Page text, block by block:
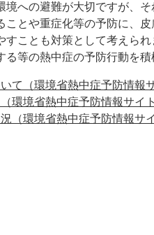
への避難が大切ですが、
とや重症化等の予防に、
ことも対策として考えられ
る等の熱中症の予防行動を積
て（環境省熱中症予防情報サ
環境省熱中症予防情報サイト
（環境省熱中症予防情報サイ